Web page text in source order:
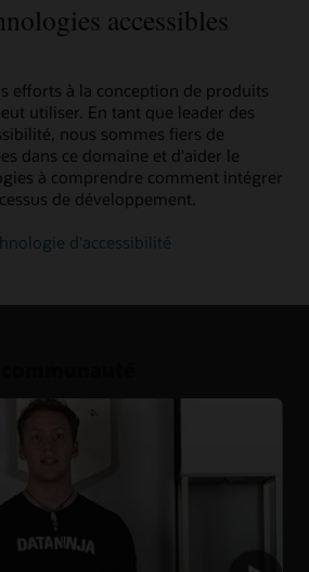
accessibles
efforts à la conception de produits
utiliser. En tant que leader des
nous sommes fiers de
dans ce domaine et d'aider le
à comprendre comment intégrer
de développement.
d'accessibilité